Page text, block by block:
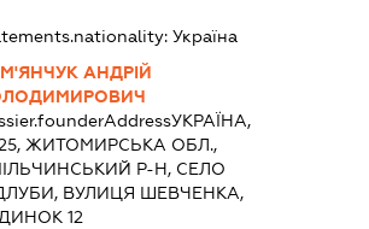
Україна
АНДРІЙ
УКРАЇНА,
ЖИТОМИРСЬКА ОБЛ.,
Р-Н, СЕЛО
ВУЛИЦЯ ШЕВЧЕНКА,
12